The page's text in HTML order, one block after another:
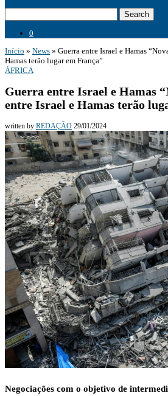
Search
0
Início » News » Guerra entre Israel e Hamas
Hamas terão lugar em França”
ÁFRICA
Guerra entre Israel e Hamas
entre Israel e Hamas terão
written by REDAÇÃO 29/01/2024
Negociações com o objetivo de